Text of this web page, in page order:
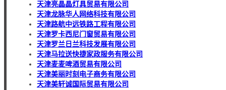
天津亮晶晶灯具贸易有限公司
天津龙脉华人网络科技有限公司
天津路航中远铁路工程有限公司
天津罗卡西尼门窗贸易有限公司
天津罗兰日兰科技发展有限公司
天津马拉送快捷家政服务有限公司
天津麦麦啤酒贸易有限公司
天津美丽时刻电子商务有限公司
天津美轩诚国际贸易有限公司